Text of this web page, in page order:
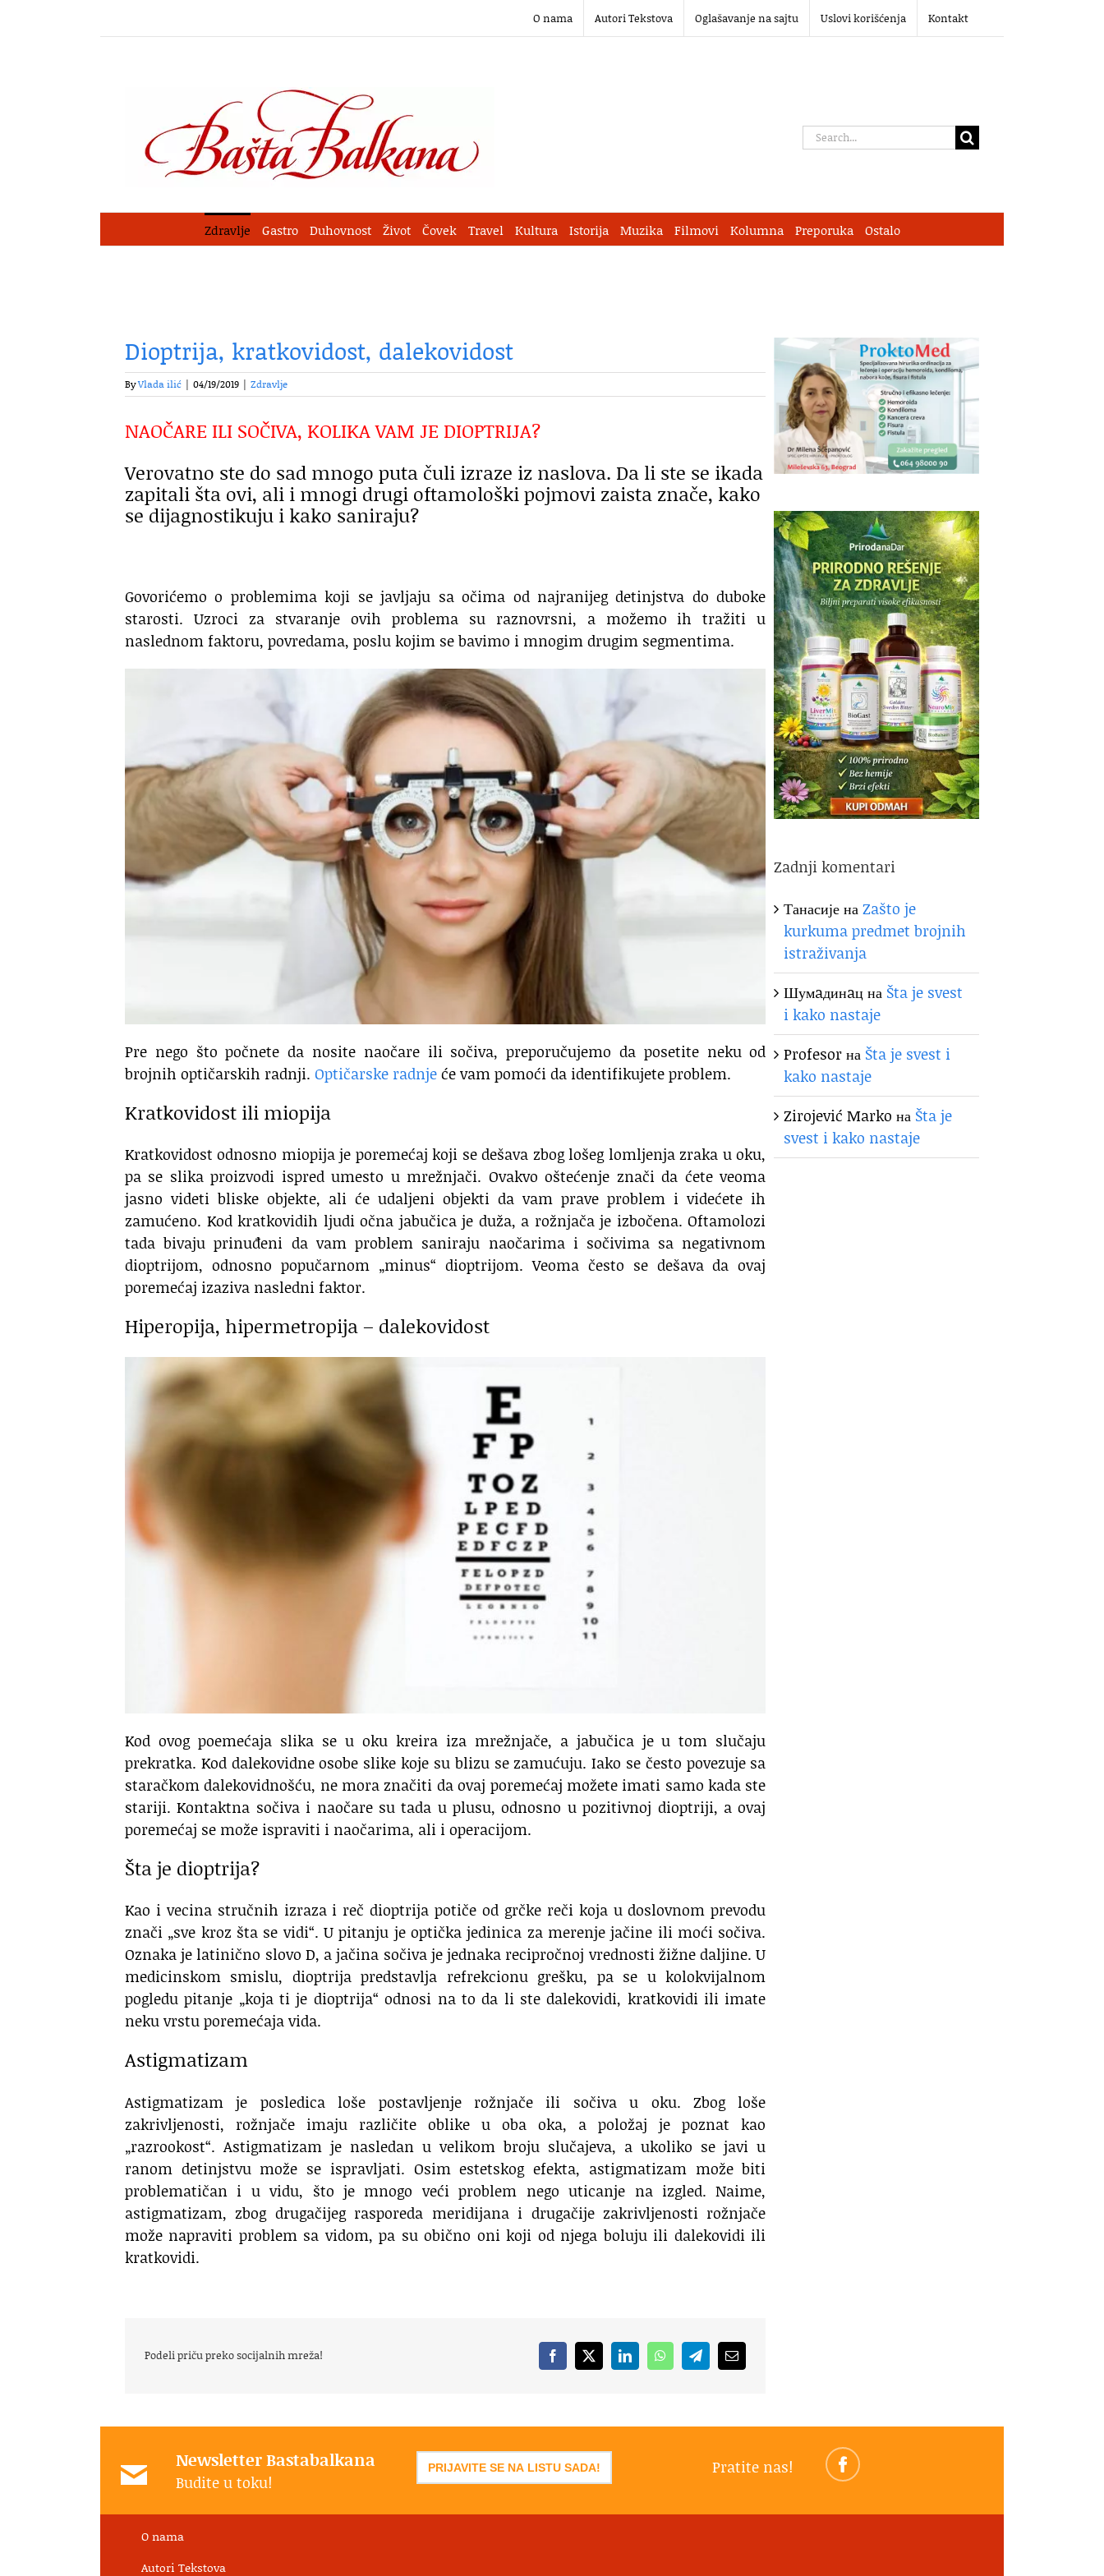
O nama Autori Tekstova Oglašavanje na sajtu Uslovi korišćenja Kontakt
Search
Zdravlje Gastro Duhovnost Život Čovek Travel Kultura Istorija Muzika Filmovi Kolumna Preporuka Ostalo
Dioptrija, kratkovidost, dalekovidost
ByVlada ilić | 04/19/2019 | Zdravlje
NAOČARE ILI SOČIVA, KOLIKA VAM JE DIOPTRIJA?
Verovatno ste do sad mnogo puta čuli izraze iz naslova. Da li ste se ikada
zapitali šta ovi, ali i mnogi drugi oftamološki pojmovi zaista znače, kako
se dijagnostikuju i kako saniraju?
Govorićemo o problemima koji se javljaju sa očima od najranijeg detinjstva do duboke
starosti. Uzroci za stvaranje ovih problema su raznovrsni, a možemo ih tražiti u
naslednom faktoru, povredama, poslu kojim se bavimo i mnogim drugim segmentima.
Pre nego što počnete da nosite naočare ili sočiva, preporučujemo da posetite neku od
brojnih optičarskih radnji. Optičarske radnjeće vam pomoći da identifikujete problem.
Kratkovidost ili miopija
Kratkovidost odnosno miopija je poremećaj koji se dešava zbog lošeg lomljenja zraka u oku,
pa se slika proizvodi ispred umesto u mrežnjači. Ovakvo oštećenje znači da ćete veoma
jasno videti bliske objekte, ali će udaljeni objekti da vam prave problem i videćete ih
zamućeno. Kod kratkovidih ljudi očna jabučica je duža, a rožnjača je izbočena. Oftamolozi
tada bivaju prinuđeni da vam problem saniraju naočarima i sočivima sa negativnom
dioptrijom, odnosno popučarnom „minus“ dioptrijom. Veoma često se dešava da ovaj
poremećaj izaziva nasledni faktor.
Hiperopija, hipermetropija – dalekovidost
Kod ovog poemećaja slika se u oku kreira iza mrežnjače, a jabučica je u tom slučaju
prekratka. Kod dalekovidne osobe slike koje su blizu se zamućuju. Iako se često povezuje sa
staračkom dalekovidnošću, ne mora značiti da ovaj poremećaj možete imati samo kada ste
stariji. Kontaktna sočiva i naočare su tada u plusu, odnosno u pozitivnoj dioptriji, a ovaj
poremećaj se može ispraviti i naočarima, ali i operacijom.
Šta je dioptrija?
Kao i vecina stručnih izraza i reč dioptrija potiče od grčke reči koja u doslovnom prevodu
znači „sve kroz šta se vidi“. U pitanju je optička jedinica za merenje jačine ili moći sočiva.
Oznaka je latinično slovo D, a jačina sočiva je jednaka recipročnoj vrednosti žižne daljine. U
medicinskom smislu, dioptrija predstavlja refrekcionu grešku, pa se u kolokvijalnom
pogledu pitanje „koja ti je dioptrija“ odnosi na to da li ste dalekovidi, kratkovidi ili imate
neku vrstu poremećaja vida.
Astigmatizam
Astigmatizam je posledica loše postavljenje rožnjače ili sočiva u oku. Zbog loše
zakrivljenosti, rožnjače imaju različite oblike u oba oka, a položaj je poznat kao
„razrookost“. Astigmatizam je nasledan u velikom broju slučajeva, a ukoliko se javi u
ranom detinjstvu može se ispravljati. Osim estetskog efekta, astigmatizam može biti
problematičan i u vidu, što je mnogo veći problem nego uticanje na izgled. Naime,
astigmatizam, zbog drugačijeg rasporeda meridijana i drugačije zakrivljenosti rožnjače
može napraviti problem sa vidom, pa su obično oni koji od njega boluju ili dalekovidi ili
kratkovidi.
Podeli priču preko socijalnih mreža! Facebook
X LinkedInWhatsAppTelegramEmail
Zadnji komentari
ТанасијенаZašto je
kurkuma predmet brojnih
istraživanja
Шумaдинaцна Šta je svest
i kako nastaje
Profesorна Šta je svest i
kako nastaje
Zirojević Marko на Šta je
svest i kako nastaje
Newsletter Bastabalkana
Budite u toku!
PRIJAVITE SE NA LISTU SADA! Pratite nas!
O nama
Autori Tekstova